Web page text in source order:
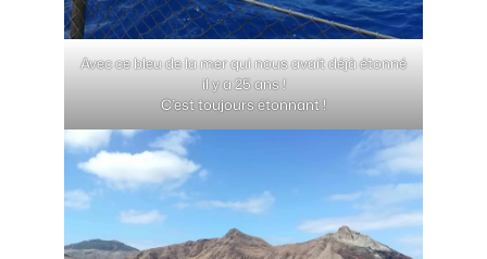
Avec ce bleu de la mer qui nous avait déjà étonné
il y a 25 ans !
C’est toujours étonnant !